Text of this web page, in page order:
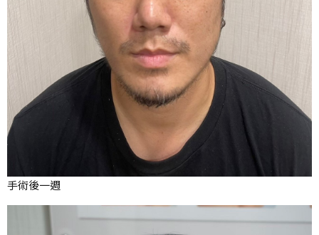
手術後一週